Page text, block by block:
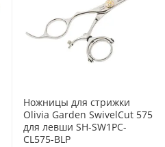
Ножницы для стрижки
Olivia Garden SwivelCut 575
для левши SH-SW1PC-
CL575-BLP